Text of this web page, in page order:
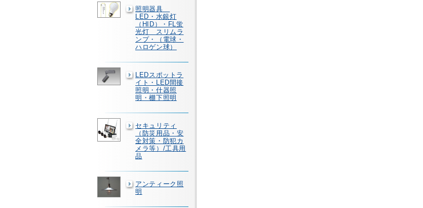
照明器具
LED・水銀灯
（HID）・FL蛍
光灯 スリムラ
ンプ・（電球・
ハロゲン球）
LEDスポットラ
イト・LED間接
照明・什器照
明・棚下照明
セキュリティ
（防災用品・安
全対策・防犯カ
メラ等）/工具用
品
アンティーク照
明